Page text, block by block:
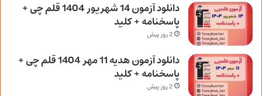
دانلود آزمون 14 شهریور 1404 قلم چی +
پاسخنامه + کلید
2 روز پیش
دانلود آزمون هدیه 11 مهر 1404 قلم چی +
پاسخنامه + کلید
2 روز پیش